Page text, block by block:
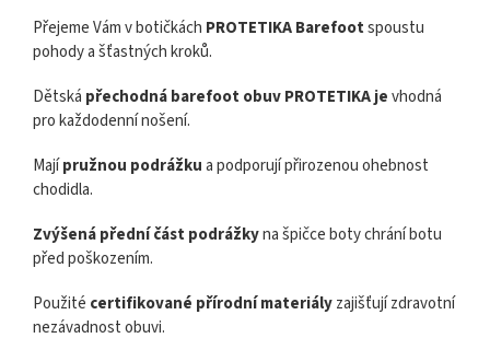
Přejeme Vám v botičkách PROTETIKABarefootspoustu
pohody a šťastných kroků.
Dětská přechodná barefoot obuv PROTETIKA jevhodná
pro každodenní nošení.
Majípružnou podrážkuapodporují přirozenou ohebnost
chodidla.
Zvýšená přední část podrážkyna špičce boty chrání botu
před poškozením.
Použité certifikované přírodní materiályzajišťují zdravotní
nezávadnost obuvi.